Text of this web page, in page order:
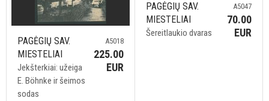
PAGĖGIŲ SAV.
MIESTELIAI
Jekšterkiai: užeiga
E. Böhnke ir šeimos
sodas
A5018
225.00
EUR
PAGĖGIŲ SAV.
MIESTELIAI
Šereitlaukio dvaras
A5047
70.00
EUR